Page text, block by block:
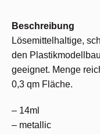
Beschreibung
Lösemittelhaltige,
den
geeignet. Menge
0,3 qm Fläche.
– 14ml
– metallic